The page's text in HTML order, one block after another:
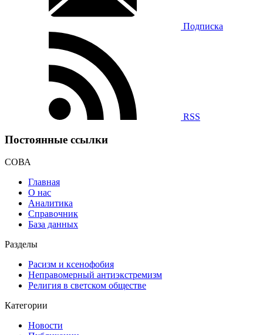
Подписка
RSS
Постоянные ссылки
СОВА
Главная
О нас
Аналитика
Справочник
База данных
Разделы
Расизм и ксенофобия
Неправомерный антиэкстремизм
Религия в светском обществе
Категории
Новости